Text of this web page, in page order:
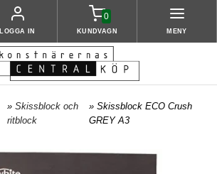
LOGGA IN
0
KUNDVAGN MENY
»Skissblock och
ritblock
» Skissblock ECO Crush
GREY A3